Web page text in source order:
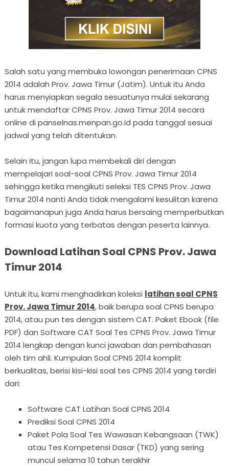
Salah satu yang membuka lowongan penerimaan CPNS
2014 adalah Prov. Jawa Timur (Jatim). Untuk itu Anda
harus menyiapkan segala sesuatunya mulai sekarang
untuk mendaftar CPNS Prov. Jawa Timur 2014 secara
online di panselnas.menpan.go.id pada tanggal sesuai
jadwal yang telah ditentukan.
Selain itu, jangan lupa membekali diri dengan
mempelajari soal-soal CPNS Prov. Jawa Timur 2014
sehingga ketika mengikuti seleksi TES CPNS Prov. Jawa
Timur 2014 nanti Anda tidak mengalami kesulitan karena
bagaimanapun juga Anda harus bersaing memperbutkan
formasi kuota yang terbatas dengan peserta lainnya.
Download Latihan Soal CPNS Prov. Jawa
Timur 2014
Untuk itu, kami menghadirkan koleksi latihan soal CPNS
Prov. Jawa Timur 2014, baik berupa soal CPNS berupa
2014, atau pun tes dengan sistem CAT. Paket Ebook (file
PDF) dan Software CAT Soal Tes CPNS Prov. Jawa Timur
2014 lengkap dengan kunci jawaban dan pembahasan
oleh tim ahli. Kumpulan Soal CPNS 2014 komplit
berkualitas, berisi kisi-kisi soal tes CPNS 2014 yang terdiri
dari:
Software CAT Latihan Soal CPNS 2014
Prediksi Soal CPNS 2014
Paket Pola Soal Tes Wawasan Kebangsaan (TWK)
atau Tes Kompetensi Dasar (TKD) yang sering
muncul selama 10 tahun terakhir